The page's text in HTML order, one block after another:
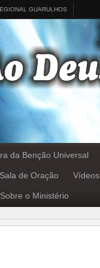
GUARULHOS
da Benção Universal
de Oração Vídeos
Sobre o Ministério